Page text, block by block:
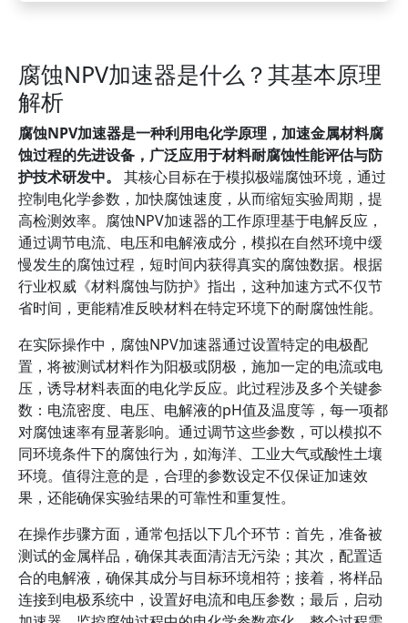
腐蚀NPV加速器是什么？其基本原理
解析
腐蚀NPV加速器是一种利用电化学原理，加速金属材料腐
蚀过程的先进设备，广泛应用于材料耐腐蚀性能评估与防
护技术研发中。
其核心目标在于模拟极端腐蚀环境，通过
控制电化学参数，加快腐蚀速度，从而缩短实验周期，提
高检测效率。腐蚀NPV加速器的工作原理基于电解反应，
通过调节电流、电压和电解液成分，模拟在自然环境中缓
慢发生的腐蚀过程，短时间内获得真实的腐蚀数据。根据
行业权威《材料腐蚀与防护》指出，这种加速方式不仅节
省时间，更能精准反映材料在特定环境下的耐腐蚀性能。
在实际操作中，腐蚀NPV加速器通过设置特定的电极配
置，将被测试材料作为阳极或阴极，施加一定的电流或电
压，诱导材料表面的电化学反应。此过程涉及多个关键参
数：电流密度、电压、电解液的pH值及温度等，每一项都
对腐蚀速率有显著影响。通过调节这些参数，可以模拟不
同环境条件下的腐蚀行为，如海洋、工业大气或酸性土壤
环境。值得注意的是，合理的参数设定不仅保证加速效
果，还能确保实验结果的可靠性和重复性。
在操作步骤方面，通常包括以下几个环节：首先，准备被
测试的金属样品，确保其表面清洁无污染；其次，配置适
合的电解液，确保其成分与目标环境相符；接着，将样品
连接到电极系统中，设置好电流和电压参数；最后，启动